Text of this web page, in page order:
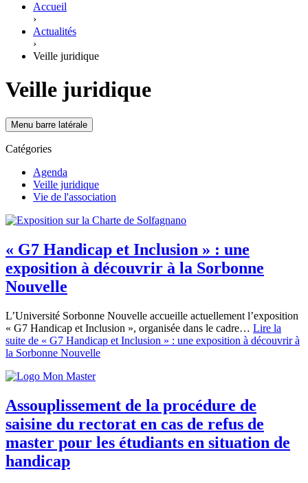
Accueil
›
Actualités
›
Veille juridique
Veille juridique
Menu barre latérale
Catégories
Agenda
Veille juridique
Vie de l'association
« G7 Handicap et Inclusion » : une
exposition à découvrir à la Sorbonne
Nouvelle
L’Université Sorbonne Nouvelle accueille actuellement l’exposition
« G7 Handicap et Inclusion », organisée dans le cadre… Lire la
suite de « G7 Handicap et Inclusion » : une exposition à découvrir à
la Sorbonne Nouvelle
Assouplissement de la procédure de
saisine du rectorat en cas de refus de
master pour les étudiants en situation de
handicap